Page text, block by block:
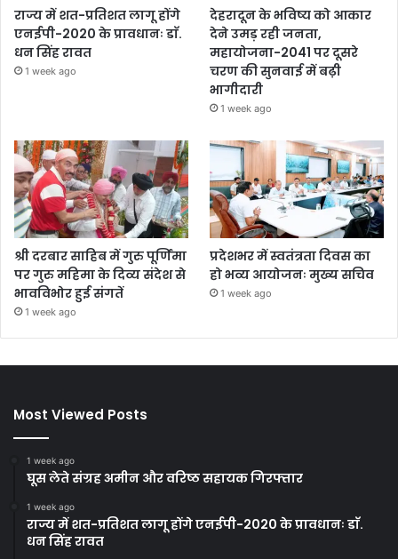
राज्य में शत-प्रतिशत लागू होंगे
एनईपी-2020 के प्रावधानः डाॅ.
धन सिंह रावत
1 week ago
देहरादून के भविष्य को आकार
देने उमड़ रही जनता,
महायोजना-2041 पर दूसरे
चरण की सुनवाई में बढ़ी
भागीदारी
1 week ago
श्री दरबार साहिब में गुरु पूर्णिमा
पर गुरु महिमा के दिव्य संदेश से
भावविभोर हुई संगतें
1 week ago
प्रदेशभर में स्वतंत्रता दिवस का
हो भव्य आयोजनः मुख्य सचिव
1 week ago
Most Viewed Posts
1 week ago
घूस लेते संग्रह अमीन और वरिष्ठ सहायक गिरफ्तार
1 week ago
राज्य में शत-प्रतिशत लागू होंगे एनईपी-2020 के प्रावधानः डाॅ.
धन सिंह रावत